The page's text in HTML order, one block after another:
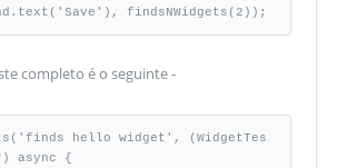
findsNWidgets(2));
completo é o seguinte -
hello widget', (WidgetTes
async {